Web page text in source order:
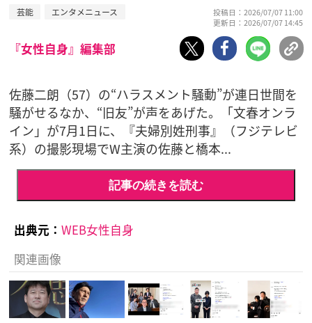
芸能 エンタメニュース
投稿日：2026/07/07 11:00
更新日：2026/07/07 14:45
『女性自身』編集部
佐藤二朗（57）の“ハラスメント騒動”が連日世間を
騒がせるなか、“旧友”が声をあげた。「文春オンラ
イン」が7月1日に、『夫婦別姓刑事』（フジテレビ
系）の撮影現場でW主演の佐藤と橋本...
記事の続きを読む
出典元： WEB女性自身
関連画像